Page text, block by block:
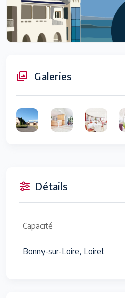
Galeries
Détails
Capacité
Bonny-sur-Loire, Loiret